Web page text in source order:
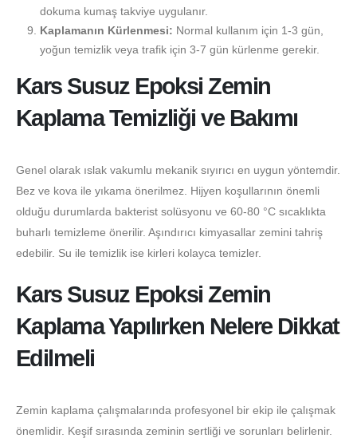
dokuma kumaş takviye uygulanır.
Kaplamanın Kürlenmesi: Normal kullanım için 1-3 gün,
yoğun temizlik veya trafik için 3-7 gün kürlenme gerekir.
Kars Susuz Epoksi Zemin
Kaplama Temizliği ve Bakımı
Genel olarak ıslak vakumlu mekanik sıyırıcı en uygun yöntemdir.
Bez ve kova ile yıkama önerilmez. Hijyen koşullarının önemli
olduğu durumlarda bakterist solüsyonu ve 60-80 °C sıcaklıkta
buharlı temizleme önerilir. Aşındırıcı kimyasallar zemini tahriş
edebilir. Su ile temizlik ise kirleri kolayca temizler.
Kars Susuz Epoksi Zemin
Kaplama Yapılırken Nelere Dikkat
Edilmeli
Zemin kaplama çalışmalarında profesyonel bir ekip ile çalışmak
önemlidir. Keşif sırasında zeminin sertliği ve sorunları belirlenir.